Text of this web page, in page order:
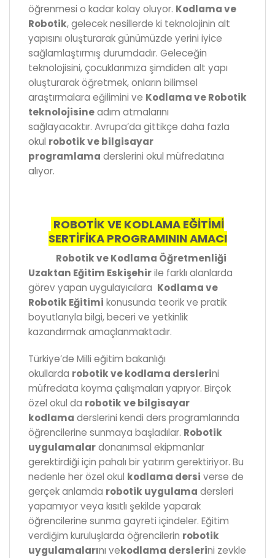
öğrenmesi o kadar kolay oluyor. Kodlama ve
Robotik, gelecek nesillerde ki teknolojinin alt
yapısını oluşturarak günümüzde yerini iyice
sağlamlaştırmış durumdadır. Geleceğin
teknolojisini, çocuklarımıza şimdiden alt yapı
oluşturarak öğretmek, onların bilimsel
araştırmalara eğilimini ve Kodlama ve Robotik
teknolojisineadım atmalarını
sağlayacaktır. Avrupa’da gittikçe daha fazla
okul robotik ve bilgisayar
programlama derslerini okul müfredatına
alıyor.
ROBOTİK VE KODLAMA EĞİTİMİ
SERTİFİKA PROGRAMININ AMACI
Robotik ve Kodlama Öğretmenliği
Uzaktan Eğitim Eskişehirile farklı alanlarda
görev yapan uygulayıcılara Kodlama ve
Robotik Eğitimi konusunda teorik ve pratik
boyutlarıyla bilgi, beceri ve yetkinlik
kazandırmak amaçlanmaktadır.
Türkiye’de Milli eğitim bakanlığı
okullarda robotik ve kodlama derslerini
müfredata koyma çalışmaları yapıyor. Birçok
özel okul da robotik ve bilgisayar
kodlama derslerini kendi ders programlarında
öğrencilerine sunmaya başladılar. Robotik
uygulamalardonanımsal ekipmanlar
gerektirdiği için pahalı bir yatırım gerektiriyor. Bu
nedenle her özel okul kodlama dersi verse de
gerçek anlamda robotik uygulama dersleri
yapamıyor veya kısıtlı şekilde yaparak
öğrencilerine sunma gayreti içindeler. Eğitim
verdiğim kuruluşlarda öğrencilerin robotik
uygulamalarını vekodlama derslerini zevkle